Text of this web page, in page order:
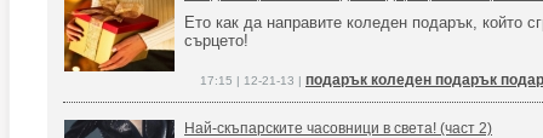
Ето как да направите коледен подарък, който
сърцето!
17:15 | 12-21-13 | подарък коледен подарък
Най-скъпарските часовници в света! (част 2)